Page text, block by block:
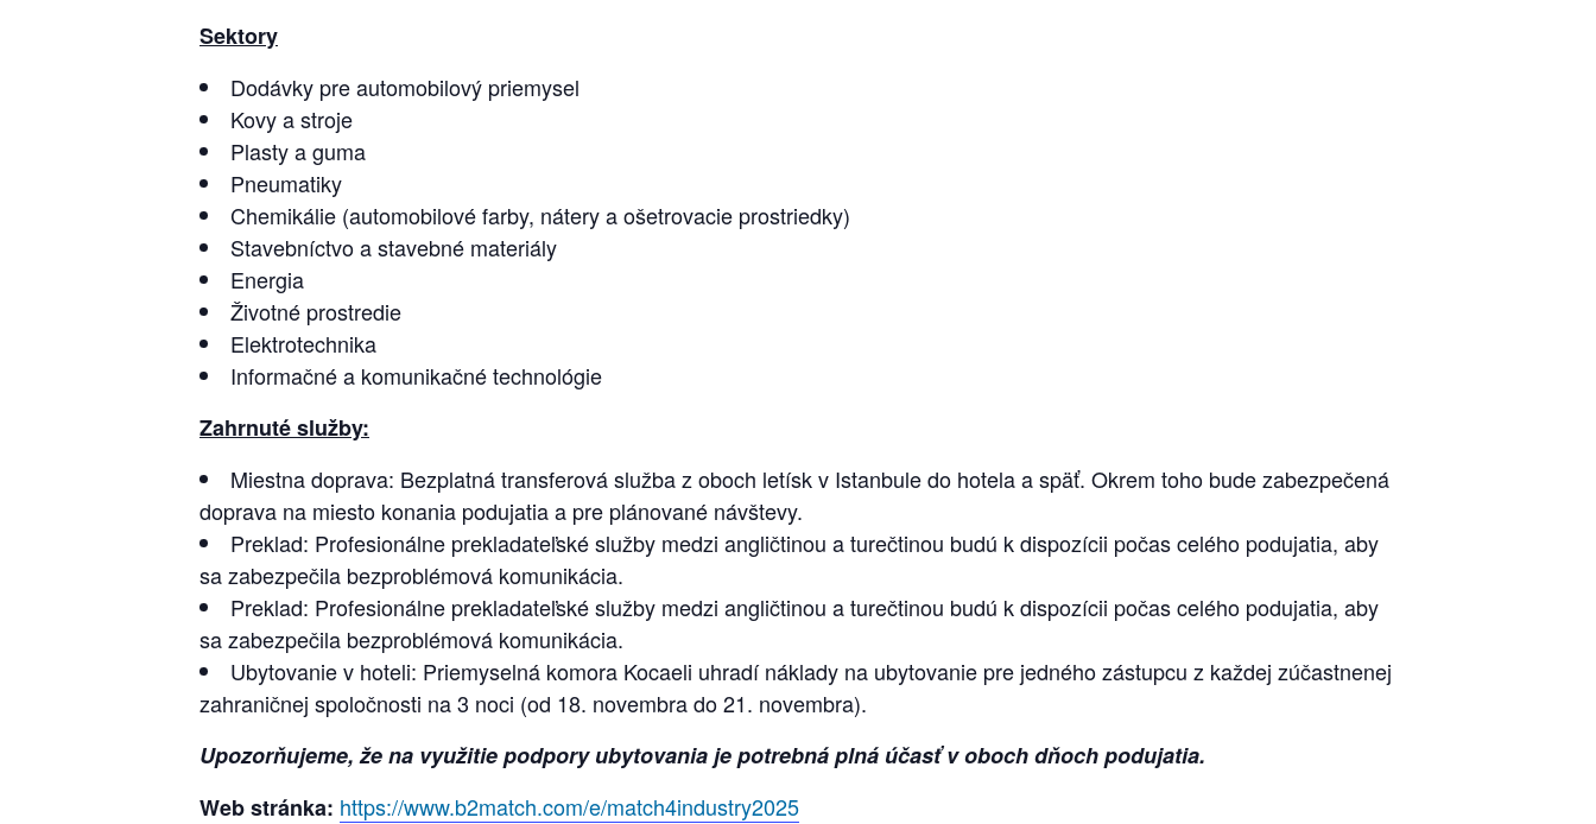
Sektory
Dodávky pre automobilový priemysel
Kovy a stroje
Plasty a guma
Pneumatiky
Chemikálie (automobilové farby, nátery a ošetrovacie prostriedky)
Stavebníctvo a stavebné materiály
Energia
Životné prostredie
Elektrotechnika
Informačné a komunikačné technológie
Zahrnuté služby:
Miestna doprava: Bezplatná transferová služba z oboch letísk v Istanbule do hotela a späť. Okrem toho bude zabezpečená
doprava na miesto konania podujatia a pre plánované návštevy.
Preklad: Profesionálne prekladateľské služby medzi angličtinou a turečtinou budú k dispozícii počas celého podujatia, aby
sa zabezpečila bezproblémová komunikácia.
Preklad: Profesionálne prekladateľské služby medzi angličtinou a turečtinou budú k dispozícii počas celého podujatia, aby
sa zabezpečila bezproblémová komunikácia.
Ubytovanie v hoteli: Priemyselná komora Kocaeli uhradí náklady na ubytovanie pre jedného zástupcu z každej zúčastnenej
zahraničnej spoločnosti na 3 noci (od 18. novembra do 21. novembra).
Upozorňujeme, že na využitie podpory ubytovania je potrebná plná účasť v oboch dňoch podujatia.
Web stránka: https://www.b2match.com/e/match4industry2025